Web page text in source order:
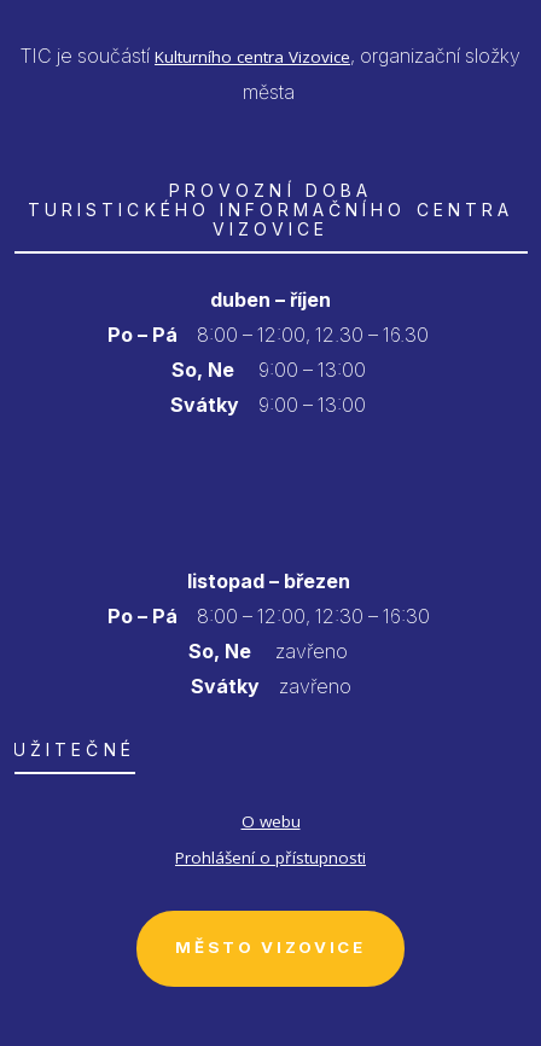
TIC je součástí Kulturního centra Vizovice, organizační složky
města
PROVOZNÍ DOBA
TURISTICKÉHO INFORMAČNÍHO CENTRA
VIZOVICE
duben – říjen
Po – Pá
8:00 – 12:00, 12.30 – 16.30
So, Ne9:00 – 13:00
Svátky 9:00 – 13:00
listopad – březen
Po – Pá 8:00 – 12:00, 12:30 – 16:30
So, Ne zavřeno
Svátkyzavřeno
UŽITEČNÉ
O webu
Prohlášení o přístupnosti
MĚSTO VIZOVICE